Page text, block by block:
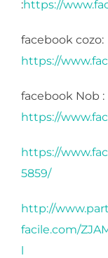
:https://
facebook cozo:
https://
facebook Nob :
https://
https://
5859/
http://
facile.com/
l